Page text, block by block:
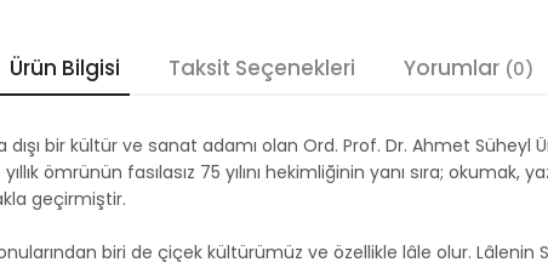
Ürün Bilgisi Taksit Seçenekleri Yorumlar (0)
bir kültür ve sanat adamı olan Ord. Prof. Dr. Ahmet Süheyl
ömrünün fasılasız 75 yılını hekimliğinin yanı sıra; okumak,
geçirmiştir.
biri de çiçek kültürümüz ve özellikle lâle olur.